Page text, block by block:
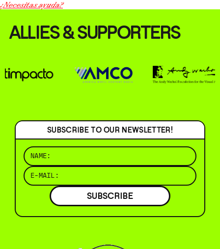
¿Necesitas ayuda?
ALLIES & SUPPORTERS
SUBSCRIBE TO OUR NEWSLETTER!
SUBSCRIBE